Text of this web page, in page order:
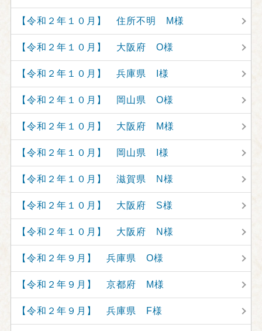
【令和２年１０月】 住所不明 M様
【令和２年１０月】 大阪府 O様
【令和２年１０月】 兵庫県 I様
【令和２年１０月】 岡山県 O様
【令和２年１０月】 大阪府 M様
【令和２年１０月】 岡山県 I様
【令和２年１０月】 滋賀県 N様
【令和２年１０月】 大阪府 S様
【令和２年１０月】 大阪府 N様
【令和２年９月】 兵庫県 O様
【令和２年９月】 京都府 M様
【令和２年９月】 兵庫県 F様